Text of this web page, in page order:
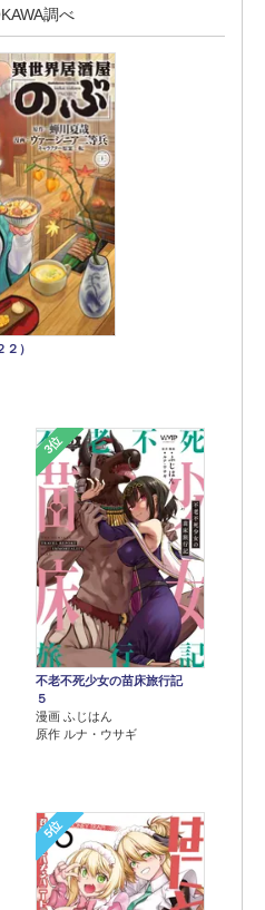
調べ
）
3位
不老不死少女の苗床旅行記
５
漫画 ふじはん
原作 ルナ・ウサギ
5位